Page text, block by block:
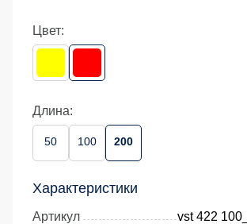
Цвет:
Длина:
50 100 200
Характеристики
Артикул
vst 422